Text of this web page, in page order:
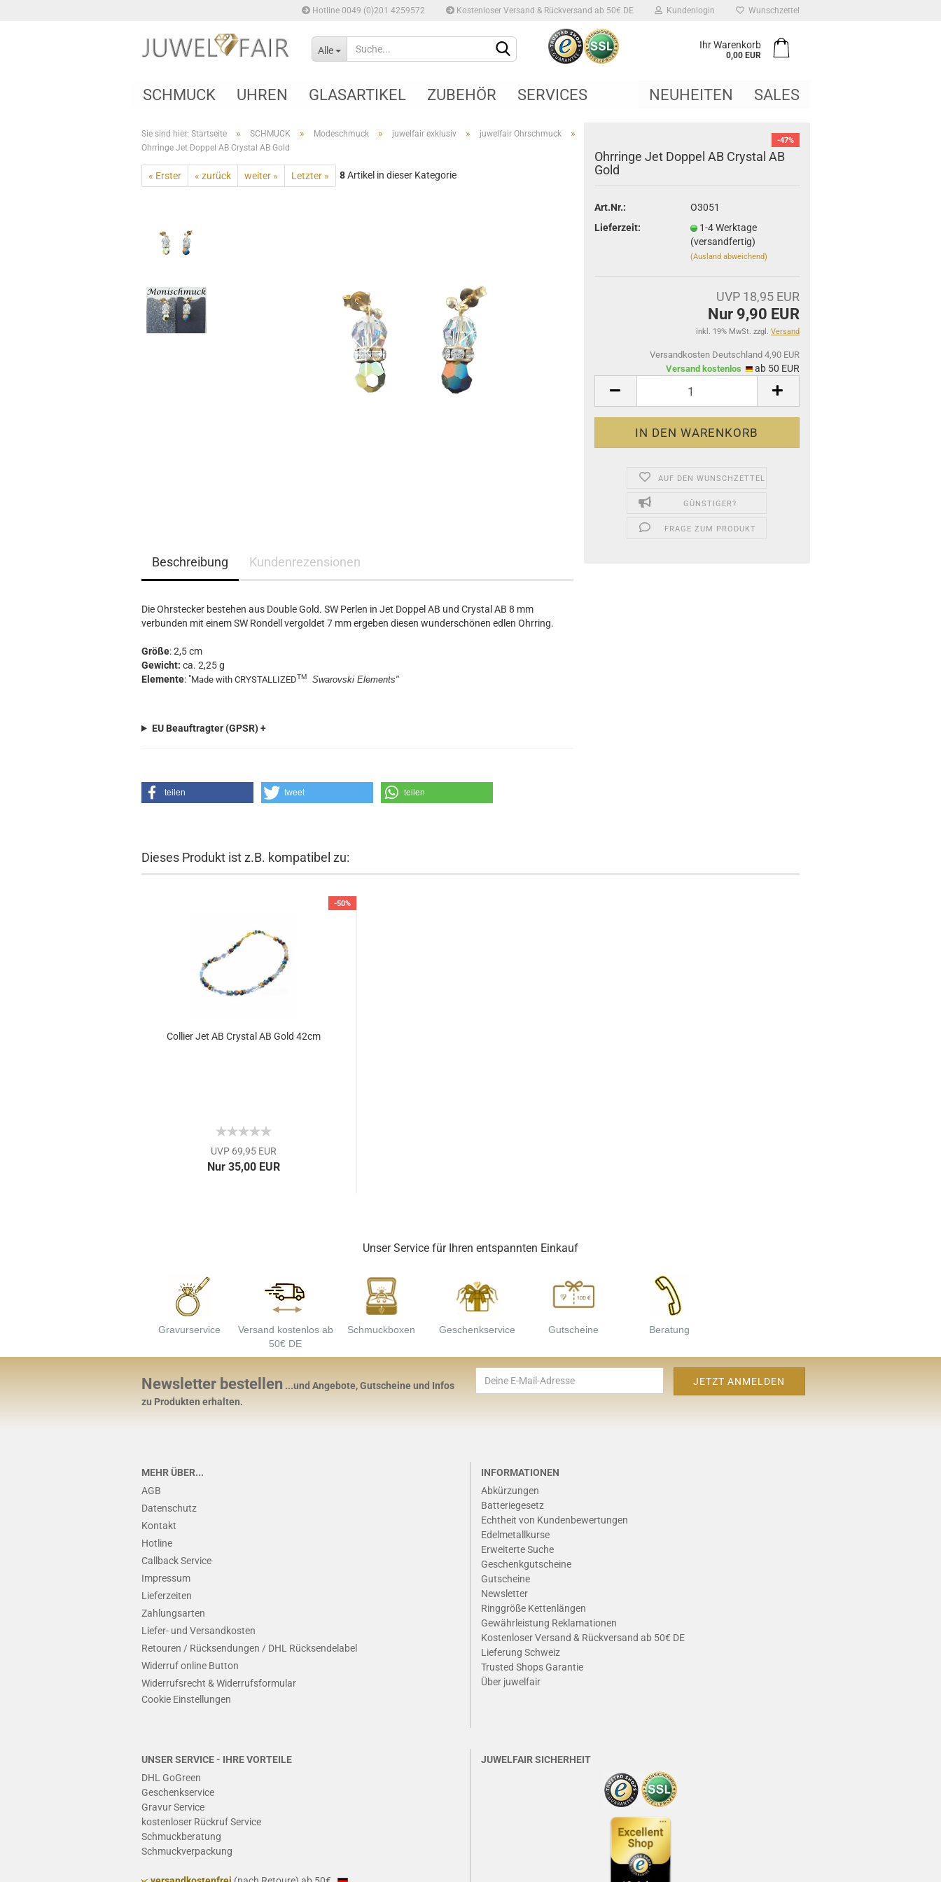
Hotline 0049 (0)201 4259572 Kostenloser Versand & Rückversand ab 50€ DE Kundenlogin
Passwort vergessen?
Wunschzettel
Alle Ihr Warenkorb
0,00 EUR
SCHMUCK UHREN GLASARTIKEL ZUBEHÖR SERVICES NEUHEITEN SALES
Sie sind hier: Startseite » SCHMUCK » Modeschmuck » juwelfair exklusiv » juwelfair Ohrschmuck »
Ohrringe Jet Doppel AB Crystal AB Gold
« Erster « zurück weiter » Letzter » 8Artikel in dieser Kategorie
-47%
Ohrringe Jet Doppel AB Crystal AB
Gold
Art.Nr.:
O3051
Lieferzeit:
1-4 Werktage
(versandfertig)
(Ausland abweichend)
UVP 18,95 EUR
Nur 9,90 EUR
inkl. 19% MwSt. zzgl. Versand
Versandkosten Deutschland 4,90 EUR
Versand kostenlos
ab 50 EUR
AUF DEN WUNSCHZETTEL
GÜNSTIGER?
FRAGE ZUM PRODUKT
Beschreibung Kundenrezensionen
Die Ohrstecker bestehen aus Double Gold. SW Perlen in Jet Doppel AB und Crystal AB 8 mm
verbunden mit einem SW Rondell vergoldet 7 mm ergeben diesen wunderschönen edlen Ohrring.
Größe: 2,5 cm
Gewicht: ca. 2,25 g
Elemente: "Made with CRYSTALLIZEDTM Swarovski Elements"
EU Beauftragter (GPSR) +
teilen tweet teilen
Dieses Produkt ist z.B. kompatibel zu:
-50%
Collier Jet AB Crystal AB Gold 42cm
UVP 69,95 EUR
Nur 35,00 EUR
Unser Service für Ihren entspannten Einkauf
Gravurservice
Versand kostenlos ab
50€ DE
Schmuckboxen Geschenkservice Gutscheine Beratung
Newsletter bestellen ...und Angebote, Gutscheine und Infos
zu Produkten erhalten.
MEHR ÜBER...
AGB
Datenschutz
Kontakt
Hotline
Callback Service
Impressum
Lieferzeiten
Zahlungsarten
Liefer- und Versandkosten
Retouren / Rücksendungen / DHL Rücksendelabel
Widerruf online Button
Widerrufsrecht & Widerrufsformular
Cookie Einstellungen
INFORMATIONEN
Abkürzungen
Batteriegesetz
Echtheit von Kundenbewertungen
Edelmetallkurse
Erweiterte Suche
Geschenkgutscheine
Gutscheine
Newsletter
Ringgröße Kettenlängen
Gewährleistung Reklamationen
Kostenloser Versand & Rückversand ab 50€ DE
Lieferung Schweiz
Trusted Shops Garantie
Über juwelfair
UNSER SERVICE - IHRE VORTEILE
DHL GoGreen
Geschenkservice
Gravur Service
kostenloser Rückruf Service
Schmuckberatung
Schmuckverpackung
JUWELFAIR SICHERHEIT